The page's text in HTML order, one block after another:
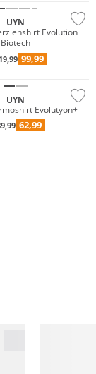
UYN
Evolution
Biotech
99,99
UYN
Evolutyon+
62,99